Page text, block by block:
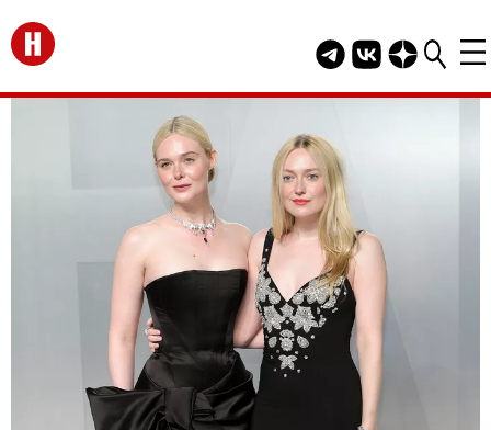
Перейти на главную
Telegram канал
Группа HELLO
Канал